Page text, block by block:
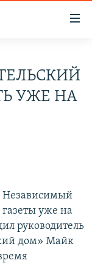
УЖЕ НА
Независимый
уже на
руководитель
дом» Майк